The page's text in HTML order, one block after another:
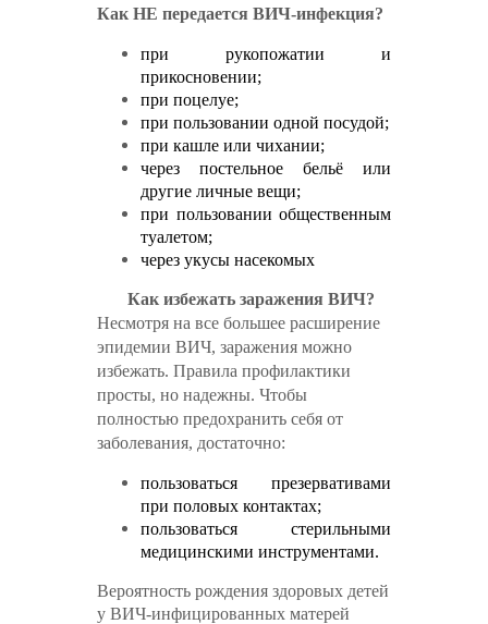
Как НЕ передается ВИЧ-инфекция?
при рукопожатии и
прикосновении;
при поцелуе;
при пользовании одной посудой;
при кашле или чихании;
через постельное бельё или
другие личные вещи;
при пользовании общественным
туалетом;
через укусы насекомых
Как избежать заражения ВИЧ?
Несмотря на все большее расширение
эпидемии ВИЧ, заражения можно
избежать. Правила профилактики
просты, но надежны. Чтобы
полностью предохранить себя от
заболевания, достаточно:
пользоваться презервативами
при половых контактах;
пользоваться стерильными
медицинскими инструментами.
Вероятность рождения здоровых детей
у ВИЧ-инфицированных матерей